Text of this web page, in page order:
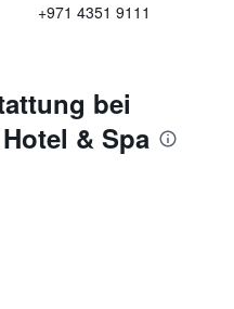
+971 4351 9111
bei
& Spa